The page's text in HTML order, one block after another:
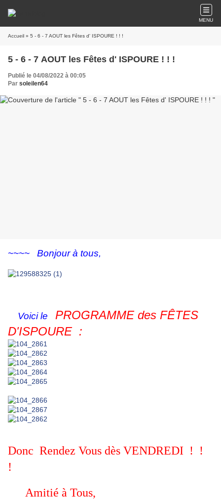
MENU
Accueil » 5 - 6 - 7 AOUT les Fêtes d' ISPOURE ! ! !
5 - 6 - 7 AOUT les Fêtes d' ISPOURE ! ! !
Publié le 04/08/2022 à 00:05
Par soleilen64
~~~~ Bonjour à tous,
Voici le PROGRAMME des FÊTES
D'ISPOURE :
Donc Rendez Vous dès VENDREDI ! !
!
Amitié à Tous,